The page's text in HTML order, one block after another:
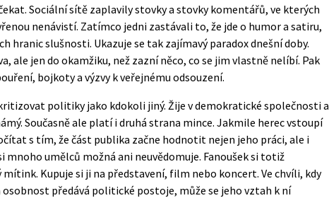
Sociální sítě zaplavily stovky a stovky komentářů, ve kterých
nenávistí. Zatímco jedni zastávali to, že jde o humor a satiru,
hranic slušnosti. Ukazuje se tak zajímavý paradox dnešní doby.
ale jen do okamžiku, než zazní něco, co se jim vlastně nelíbí. Pak
bojkoty a výzvy k veřejnému odsouzení.
politiky jako kdokoli jiný. Žije v demokratické společnosti a
Současně ale platí i druhá strana mince. Jakmile herec vstoupí
s tím, že část publika začne hodnotit nejen jeho práci, ale i
mnoho umělců možná ani neuvědomuje. Fanoušek si totiž
Kupuje si ji na představení, film nebo koncert. Ve chvíli, kdy
předává politické postoje, může se jeho vztah k ní